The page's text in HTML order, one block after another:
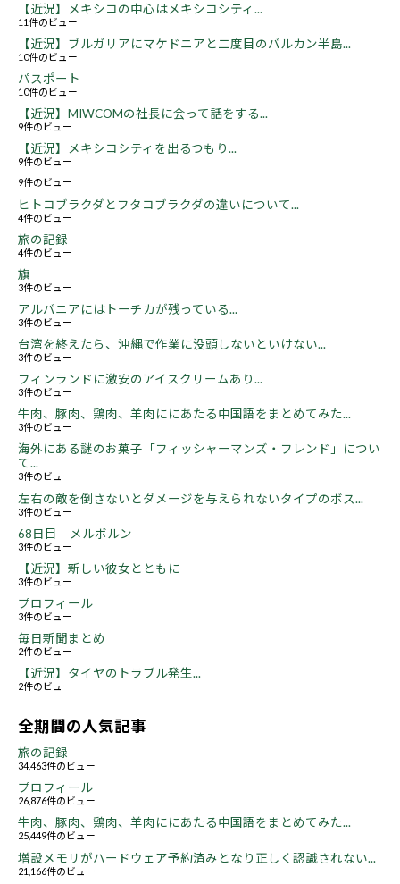
【近況】メキシコの中心はメキシコシティ...
11件のビュー
【近況】ブルガリアにマケドニアと二度目のバルカン半島...
10件のビュー
パスポート
10件のビュー
【近況】MIWCOMの社長に会って話をする...
9件のビュー
【近況】メキシコシティを出るつもり...
9件のビュー
9件のビュー
ヒトコブラクダとフタコブラクダの違いについて...
4件のビュー
旅の記録
4件のビュー
旗
3件のビュー
アルバニアにはトーチカが残っている...
3件のビュー
台湾を終えたら、沖縄で作業に没頭しないといけない...
3件のビュー
フィンランドに激安のアイスクリームあり...
3件のビュー
牛肉、豚肉、鶏肉、羊肉ににあたる中国語をまとめてみた...
3件のビュー
海外にある謎のお菓子「フィッシャーマンズ・フレンド」につい
て...
3件のビュー
左右の敵を倒さないとダメージを与えられないタイプのボス...
3件のビュー
68日目 メルボルン
3件のビュー
【近況】新しい彼女とともに
3件のビュー
プロフィール
3件のビュー
毎日新聞まとめ
2件のビュー
【近況】タイヤのトラブル発生...
2件のビュー
全期間の人気記事
旅の記録
34,463件のビュー
プロフィール
26,876件のビュー
牛肉、豚肉、鶏肉、羊肉ににあたる中国語をまとめてみた...
25,449件のビュー
増設メモリがハードウェア予約済みとなり正しく認識されない...
21,166件のビュー